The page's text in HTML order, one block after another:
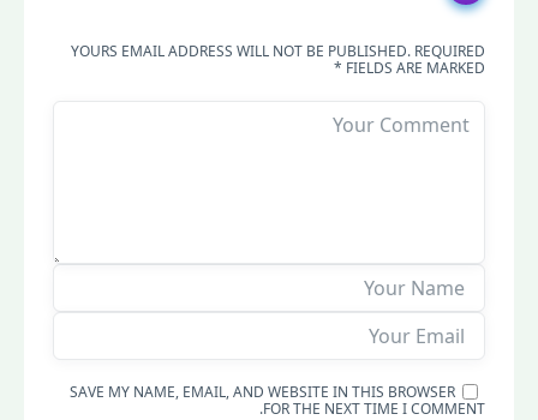
YOURS EMAIL ADDRESS WILL NOT BE PUBLISHED. REQUIRED
FIELDS ARE MARKED *
SAVE MY NAME, EMAIL, AND WEBSITE IN THIS BROWSER
FOR THE NEXT TIME I COMMENT.